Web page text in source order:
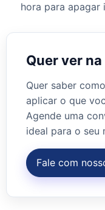
hora para apagar
Quer ver
Quer saber
aplicar o que
Agende uma
ideal para o seu
Fale com